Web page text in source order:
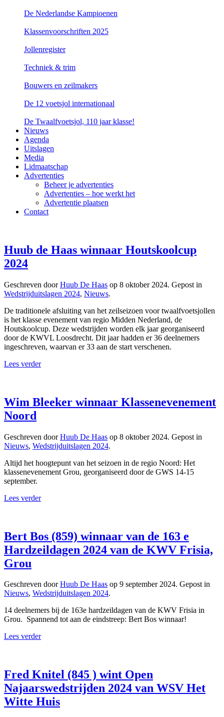
De Nederlandse Kampioenen
Klassenvoorschriften 2025
Jollenregister
Techniek & trim
Bouwers en zeilmakers
De 12 voetsjol internationaal
De Twaalfvoetsjol, 110 jaar klasse!
Nieuws
Agenda
Uitslagen
Media
Lidmaatschap
Advertenties
Beheer je advertenties
Advertenties – hoe werkt het
Advertentie plaatsen
Contact
Huub de Haas winnaar Houtskoolcup
2024
Geschreven doorHuub De Haas op 8 oktober 2024. Gepost in
Wedstrijduitslagen 2024, Nieuws.
De traditionele afsluiting van het zeilseizoen voor twaalfvoetsjollen
is het klasse evenement van regio Midden Nederland, de
Houtskoolcup. Deze wedstrijden worden elk jaar georganiseerd
door de KWVL Loosdrecht. Dit jaar hadden er 36 deelnemers
ingeschreven, waarvan er 33 aan de start verschenen.
Lees verder
Wim Bleeker winnaar Klassenevenement
Noord
Geschreven doorHuub De Haas op 8 oktober 2024. Gepost in
Nieuws, Wedstrijduitslagen 2024.
Altijd het hoogtepunt van het seizoen in de regio Noord: Het
klassenevenement Grou, georganiseerd door de GWS 14-15
september.
Lees verder
Bert Bos (859) winnaar van de 163 e
Hardzeildagen 2024 van de KWV Frisia,
Grou
Geschreven doorHuub De Haas op 9 september 2024. Gepost in
Nieuws, Wedstrijduitslagen 2024.
14 deelnemers bij de 163e hardzeildagen van de KWV Frisia in
Grou. Spannend tot aan de eindstreep: Bert Bos winnaar!
Lees verder
Fred Knitel (845 ) wint Open
Najaarswedstrijden 2024 van WSV Het
Witte Huis